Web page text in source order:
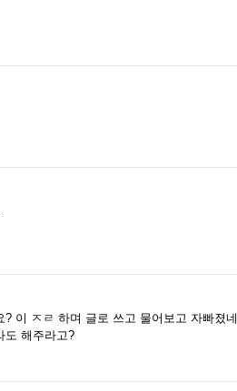
이 ㅈㄹ 하며 글로 쓰고 물어보고 자빠졌네
도 해주라고?